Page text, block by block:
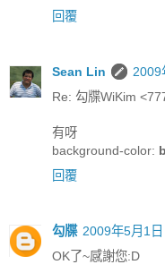
回覆
Sean Lin
2009
Re: 勾牒WiKim
有呀
background-color:
回覆
勾牒 2009年5月1
OK了~感謝您:D